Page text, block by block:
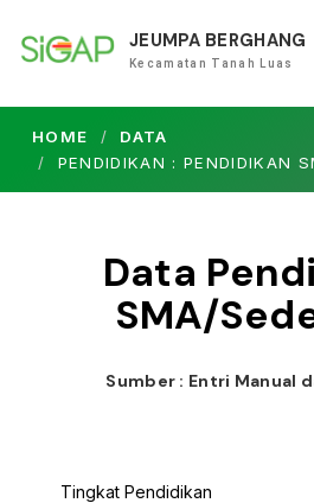
JEUMPA BERGHANG
Kecamatan Tanah Luas
HOME
DATA
PENDIDIKAN : PENDIDIKAN
Data
SMA/
Sumber : Entri Manual
Tingkat Pendidikan